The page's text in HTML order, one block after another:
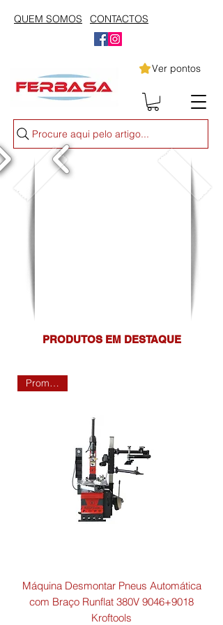
QUEM SOMOS CONTACTOS
Ver pontos
Procure aqui pelo artigo...
PRODUTOS EM DESTAQUE
Promoção!
Máquina Desmontar Pneus Automática
com Braço Runflat 380V 9046+9018
Kroftools